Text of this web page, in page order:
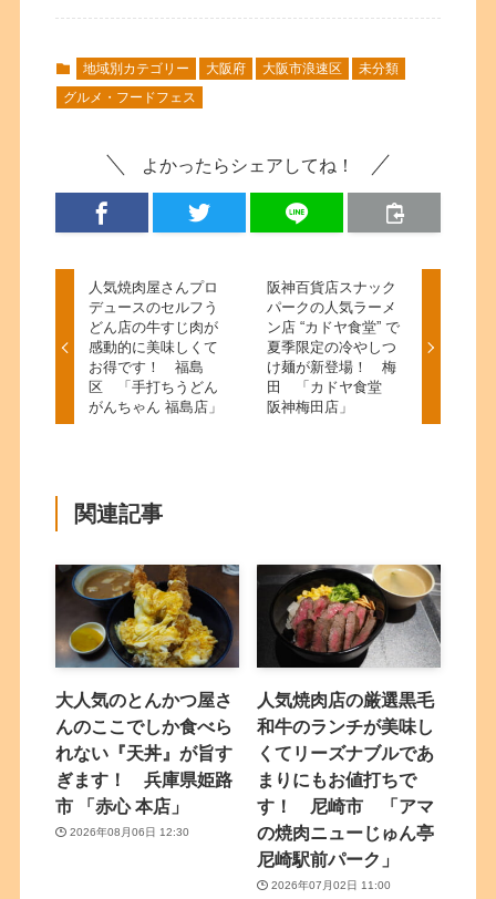
地域別カテゴリー 大阪府 大阪市浪速区
未分類
グルメ・フードフェス
よかったらシェアしてね！
人気焼肉屋さんプロ
デュースのセルフう
どん店の牛すじ肉が
感動的に美味しくて
お得です！ 福島
区 「手打ちうどん
がんちゃん 福島店」
阪神百貨店スナック
パークの人気ラーメ
ン店 “カドヤ食堂” で
夏季限定の冷やしつ
け麺が新登場！ 梅
田 「カドヤ食堂
阪神梅田店」
関連記事
大人気のとんかつ屋さ
んのここでしか食べら
れない『天丼』が旨す
ぎます！ 兵庫県姫路
市 「赤心 本店」
2026年08月06日 12:30
人気焼肉店の厳選黒毛
和牛のランチが美味し
くてリーズナブルであ
まりにもお値打ちで
す！ 尼崎市 「アマ
の焼肉ニューじゅん亭
尼崎駅前パーク」
2026年07月02日 11:00